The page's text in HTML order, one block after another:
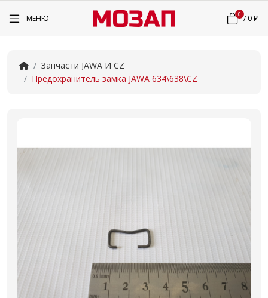
МЕНЮ 0 /0 ₽
Запчасти JAWA И CZ
Предохранитель замка JAWA 634\638\CZ